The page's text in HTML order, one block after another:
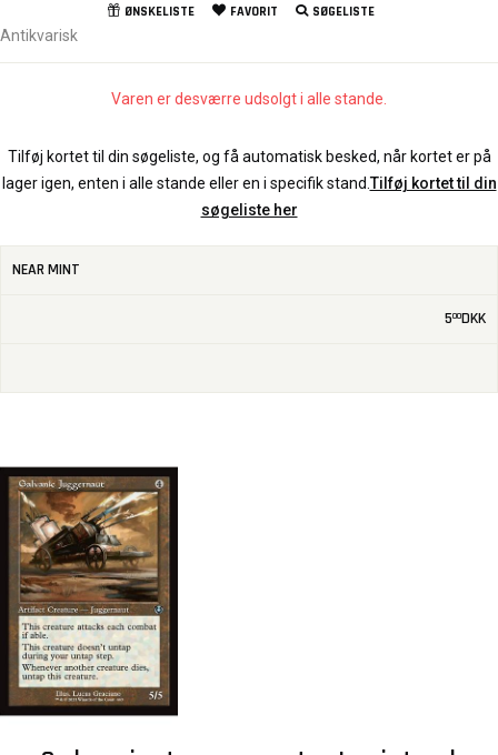
ØNSKELISTE FAVORIT SØGELISTE
Antikvarisk
Varen er desværre udsolgt i alle stande.
Tilføj kortet til din søgeliste, og få automatisk besked, når kortet er på
lager igen, enten i alle stande eller en i specifik stand.Tilføj kortet til din
søgeliste her
NEAR MINT
500DKK